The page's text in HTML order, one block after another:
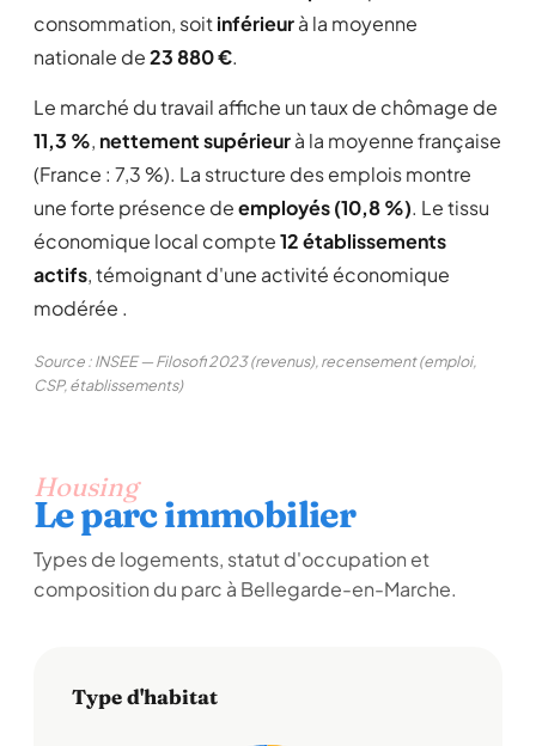
consommation, soitinférieurà la moyenne
nationale de23 880 €.
Le marché du travail affiche un taux de chômage de
11,3 %, nettement supérieurà la moyenne française
(France : 7,3 %). La structure des emplois montre
une forte présence deemployés (10,8 %). Le tissu
économique local compte12 établissements
actifs, témoignant d'une activité économique
modérée .
Source : INSEE — Filosofi 2023 (revenus), recensement (emploi,
CSP, établissements)
Housing
Le parc immobilier
Types de logements, statut d'occupation et
composition du parc à Bellegarde-en-Marche.
Type d'habitat